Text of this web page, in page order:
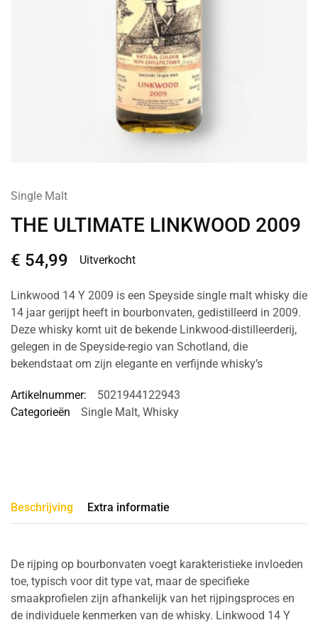
Single Malt
THE ULTIMATE LINKWOOD 2009
€ 54,99 Uitverkocht
Linkwood 14 Y 2009 is een Speyside single malt whisky die
14 jaar gerijpt heeft in bourbonvaten, gedistilleerd in 2009.
Deze whisky komt uit de bekende Linkwood-distilleerderij,
gelegen in de Speyside-regio van Schotland, die
bekendstaat om zijn elegante en verfijnde whisky’s
Artikelnummer:
5021944122943
Categorieën
Single Malt, Whisky
Beschrijving Extra informatie
De rijping op bourbonvaten voegt karakteristieke invloeden
toe, typisch voor dit type vat, maar de specifieke
smaakprofielen zijn afhankelijk van het rijpingsproces en
de individuele kenmerken van de whisky. Linkwood 14 Y